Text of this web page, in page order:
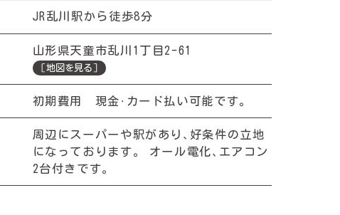
JR乱川駅から徒歩8分
山形県天童市乱川1丁目2-61
［地図を見る］
初期費用 現金・カード払い可能です。
周辺にスーパーや駅があり、好条件の立地
になっております。 オール電化、エアコン
2台付きです。